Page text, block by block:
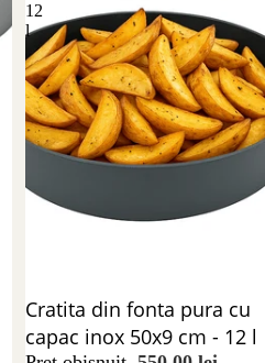
12
l
Reducere 46%
Cratita din fonta pura cu
capac inox 50x9 cm - 12 l